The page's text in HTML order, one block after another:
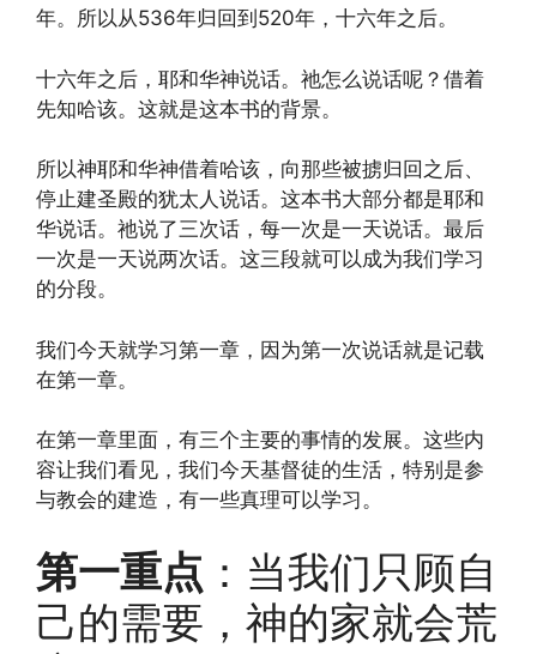
年。所以从536年归回到520年，十六年之后。
十六年之后，耶和华神说话。祂怎么说话呢？借着
先知哈该。这就是这本书的背景。
所以神耶和华神借着哈该，向那些被掳归回之后、
停止建圣殿的犹太人说话。这本书大部分都是耶和
华说话。祂说了三次话，每一次是一天说话。最后
一次是一天说两次话。这三段就可以成为我们学习
的分段。
我们今天就学习第一章，因为第一次说话就是记载
在第一章。
在第一章里面，有三个主要的事情的发展。这些内
容让我们看见，我们今天基督徒的生活，特别是参
与教会的建造，有一些真理可以学习。
第一重点 ：当我们只顾自
己的需要，神的家就会荒